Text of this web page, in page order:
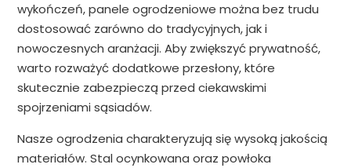
wykończeń, panele ogrodzeniowe można bez trudu
dostosować zarówno do tradycyjnych, jak i
nowoczesnych aranżacji. Aby zwiększyć prywatność,
warto rozważyć dodatkowe przesłony, które
skutecznie zabezpieczą przed ciekawskimi
spojrzeniami sąsiadów.
Nasze ogrodzenia charakteryzują się wysoką jakością
materiałów. Stal ocynkowana oraz powłoka